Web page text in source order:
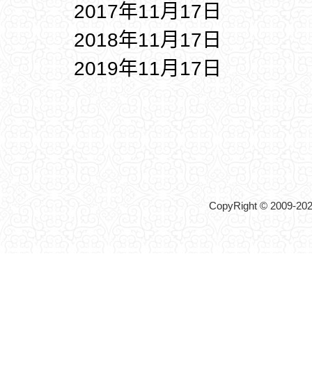
2017年11月17日
2018年11月17日
2019年11月17日
CopyRight © 2009-